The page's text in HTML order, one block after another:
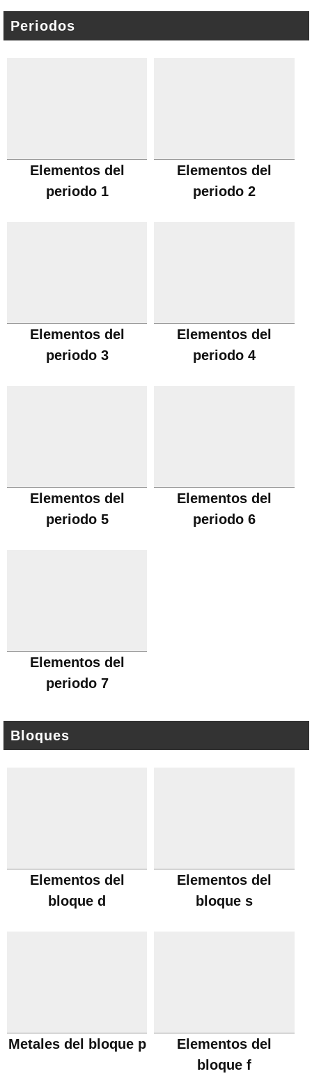
Periodos
Elementos del
periodo 1
Elementos del
periodo 2
Elementos del
periodo 3
Elementos del
periodo 4
Elementos del
periodo 5
Elementos del
periodo 6
Elementos del
periodo 7
Bloques
Elementos del
bloque d
Elementos del
bloque s
Metales del bloque p
Elementos del
bloque f